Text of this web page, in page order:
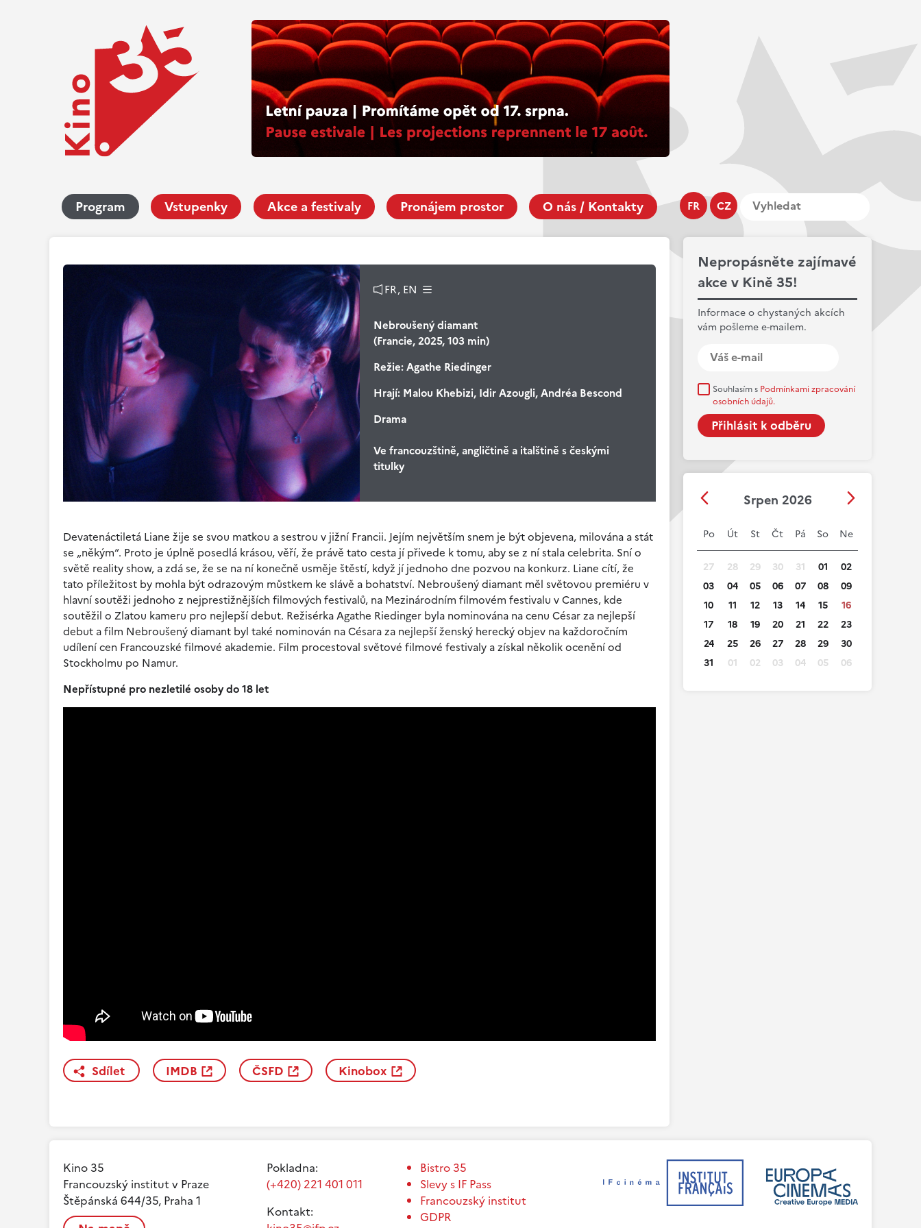
FR CZ
Program Vstupenky Akce a festivaly Pronájem prostor O nás / Kontakty
Nepropásněte zajímavé
akce v Kině 35!
Informace o chystaných akcích
vám pošleme e-mailem.
Souhlasím s Podmínkami zpracování
osobních údajů.
Srpen 2026
Po Út St Čt Pá So Ne
27 28 29 30 31 01
02
03
04 05 06 07 08
09
10
11 12 13 14 15
16
17
18 19 20 21 22
23
24
25 26 27 28 29
30
31
01 02 03 04 05 06
FR, EN
Nebroušený diamant
(Francie, 2025, 103 min)
Režie:Agathe Riedinger
Hrají:Malou Khebizi, Idir Azougli, Andréa Bescond
Drama
Ve francouzštině, angličtině a italštině s českými
titulky
Devatenáctiletá Liane žije se svou matkou a sestrou v jižní Francii. Jejím největším snem je být objevena, milována a stát
se „někým“. Proto je úplně posedlá krásou, věří, že právě tato cesta jí přivede k tomu, aby se z ní stala celebrita. Sní o
světě reality show, a zdá se, že se na ní konečně usměje štěstí, když jí jednoho dne pozvou na konkurz. Liane cítí, že
tato příležitost by mohla být odrazovým můstkem ke slávě a bohatství. Nebroušený diamant měl světovou premiéru v
hlavní soutěži jednoho z nejprestižnějších filmových festivalů, na Mezinárodním filmovém festivalu v Cannes, kde
soutěžil o Zlatou kameru pro nejlepší debut. Režisérka Agathe Riedinger byla nominována na cenu César za nejlepší
debut a film Nebroušený diamant byl také nominován na Césara za nejlepší ženský herecký objev na každoročním
udílení cen Francouzské filmové akademie. Film procestoval světové filmové festivaly a získal několik ocenění od
Stockholmu po Namur.
Nepřístupné pro nezletilé osoby do 18 let
Sdílet IMDB ČSFD Kinobox
Kino 35
Francouzský institut v Praze
Štěpánská 644/35, Praha 1
Pokladna:
(+420) 221 401 011
Kontakt:
Bistro 35
Slevy s IF Pass
Francouzský institut
GDPR